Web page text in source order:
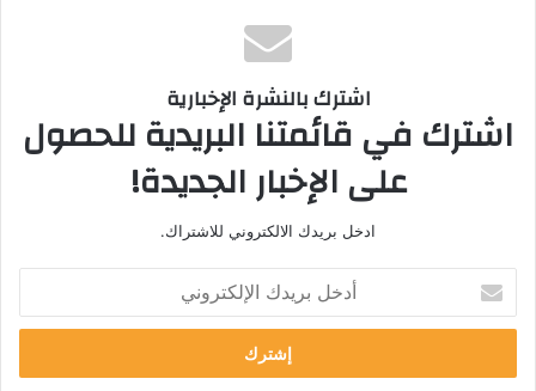
اشترك بالنشرة الإخبارية
اشترك في قائمتنا البريدية للحصول
على الإخبار الجديدة!
ادخل بريدك الالكتروني للاشتراك.
خ
ب